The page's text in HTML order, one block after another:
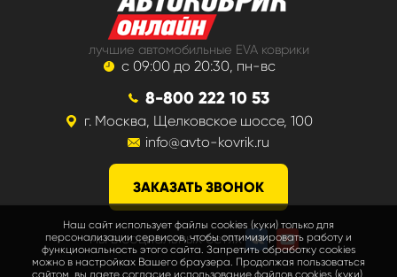
лучшие автомобильные EVA коврики
с 09:00 до 20:30, пн-вс
8-800 222 10 53
г. Москва, Щелковское шоссе, 100
info@avto-kovrik.ru
ЗАКАЗАТЬ ЗВОНОК
мы в социальных сетях
Наш сайт использует файлы cookies (куки) только для
персонализации сервисов, чтобы оптимизировать работу и
функциональность этого сайта. Запретить обработку cookies
можно в настройках Вашего браузера. Продолжая пользоваться
сайтом, вы даете согласие использование файлов cookies (куки).